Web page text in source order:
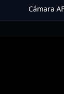
Cámara